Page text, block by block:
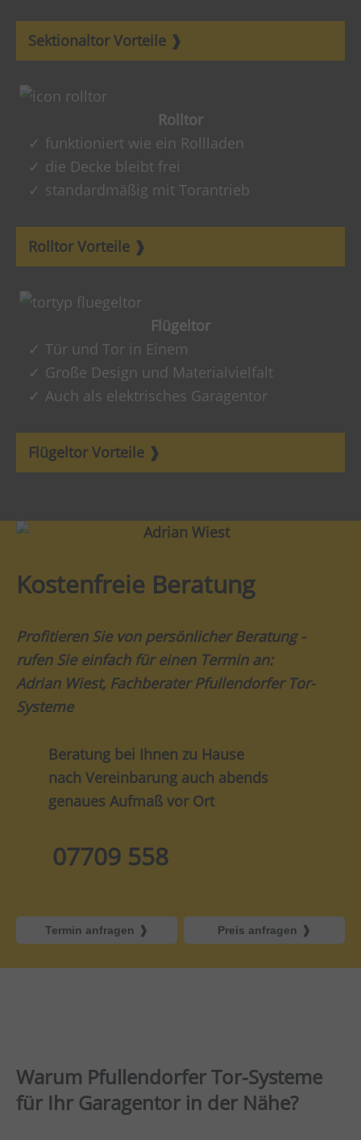
Sektionaltor Vorteile
Rolltor
funktioniert wie ein Rollladen
die Decke bleibt frei
standardmäßig mit Torantrieb
Rolltor Vorteile
Flügeltor
Tür und Tor in Einem
Große Design und Materialvielfalt
Auch als elektrisches Garagentor
Flügeltor Vorteile
Kostenfreie Beratung
Profitieren Sie von persönlicher Beratung -
rufen Sie einfach für einen Termin an:
Adrian Wiest, Fachberater Pfullendorfer Tor-
Systeme
Beratung bei Ihnen zu Hause
nach Vereinbarung auch abends
genaues Aufmaß vor Ort
07709 558
Termin anfragen Preis anfragen
Warum Pfullendorfer Tor-Systeme
für Ihr Garagentor in der Nähe?